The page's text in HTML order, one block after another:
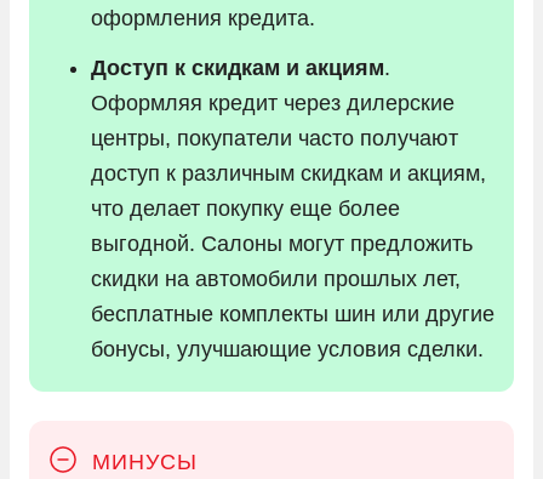
оформления кредита.
Доступ к скидкам и акциям.
Оформляя кредит через дилерские
центры, покупатели часто получают
доступ к различным скидкам и акциям,
что делает покупку еще более
выгодной. Салоны могут предложить
скидки на автомобили прошлых лет,
бесплатные комплекты шин или другие
бонусы, улучшающие условия сделки.